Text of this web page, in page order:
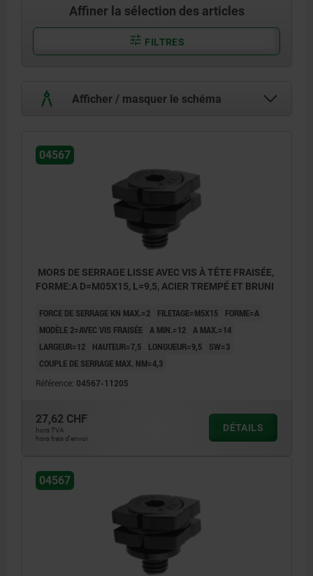
Affiner la sélection des articles
FILTRES
Afficher / masquer le schéma
La cote L se réfère à la cote ≤A.
La cote H se réfère à la cote ≥A.
04567
MORS DE SERRAGE LISSE AVEC VIS À TÊTE FRAISÉE,
FORME:A D=M05X15, L=9,5, ACIER TREMPÉ ET BRUNI
FORCE DE SERRAGE KN MAX.=2 FILETAGE=M5X15
FORME=A
MODÈLE 2=AVEC VIS FRAISÉE A MIN.=12 A MAX.=14
LARGEUR=12
HAUTEUR=7,5 LONGUEUR=9,5
SW=3
COUPLE DE SERRAGE MAX. NM=4,3
Référence: 04567-11205
27,62 CHF
hors TVA
hors frais d’envoi
DÉTAILS
04567